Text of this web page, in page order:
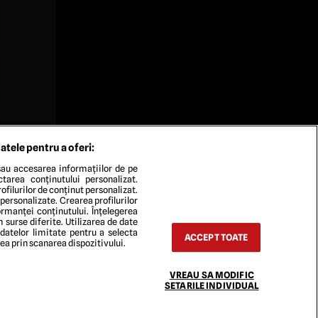
pentru a oferi:
accesarea informațiilor de pe
conținutului personalizat.
de conținut personalizat.
Crearea profilurilor
conținutului. Înțelegerea
diferite. Utilizarea de date
limitate pentru a selecta
prin scanarea dispozitivului.
ACCEPT TOATE
VREAU SA MODIFIC
SETARILE INDIVIDUAL